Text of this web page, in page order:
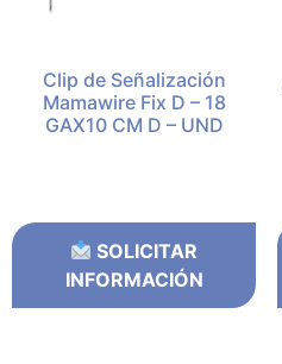
Clip de Señalización
Mamawire Fix D – 18
GAX10 CM D – UND
SOLICITAR
INFORMACIÓN